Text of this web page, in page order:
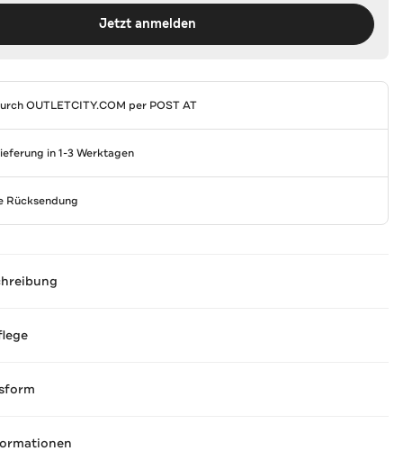
Jetzt anmelden
OUTLETCITY.COM per POST AT
in 1-3 Werktagen
Rücksendung